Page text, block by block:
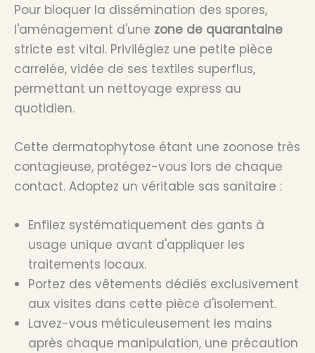
Pour bloquer la dissémination des spores,
l'aménagement d'une zone de quarantaine
stricte est vital. Privilégiez une petite pièce
carrelée, vidée de ses textiles superflus,
permettant un nettoyage express au
quotidien.
Cette dermatophytose étant une zoonose très
contagieuse, protégez-vous lors de chaque
contact. Adoptez un véritable sas sanitaire :
Enfilez systématiquement des gants à
usage unique avant d'appliquer les
traitements locaux.
Portez des vêtements dédiés exclusivement
aux visites dans cette pièce d'isolement.
Lavez-vous méticuleusement les mains
après chaque manipulation, une précaution